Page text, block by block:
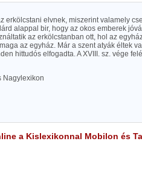
erkölcstani elvnek, miszerint valamely
alappal bir, hogy az okos emberek
az erkölcstanban ott, hol az
az egyház. Már a szent atyák éltek
hittudós elfogadta. A XVIII. sz. vége
Nagylexikon
a Kislexikonnal Mobilon és